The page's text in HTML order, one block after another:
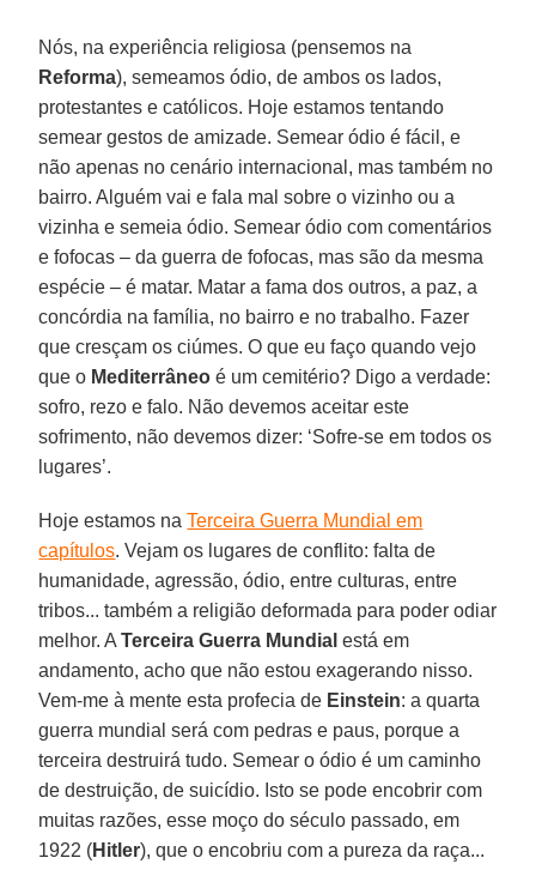
Nós, na experiência religiosa (pensemos na
Reforma), semeamos ódio, de ambos os lados,
protestantes e católicos. Hoje estamos tentando
semear gestos de amizade. Semear ódio é fácil, e
não apenas no cenário internacional, mas também no
bairro. Alguém vai e fala mal sobre o vizinho ou a
vizinha e semeia ódio. Semear ódio com comentários
e fofocas – da guerra de fofocas, mas são da mesma
espécie – é matar. Matar a fama dos outros, a paz, a
concórdia na família, no bairro e no trabalho. Fazer
que cresçam os ciúmes. O que eu faço quando vejo
que o Mediterrâneo é um cemitério? Digo a verdade:
sofro, rezo e falo. Não devemos aceitar este
sofrimento, não devemos dizer: ‘Sofre-se em todos os
lugares’.
Hoje estamos naTerceira Guerra Mundial em
capítulos. Vejam os lugares de conflito: falta de
humanidade, agressão, ódio, entre culturas, entre
tribos... também a religião deformada para poder odiar
melhor. ATerceira Guerra Mundial está em
andamento, acho que não estou exagerando nisso.
Vem-me à mente esta profecia de Einstein: a quarta
guerra mundial será com pedras e paus, porque a
terceira destruirá tudo. Semear o ódio é um caminho
de destruição, de suicídio. Isto se pode encobrir com
muitas razões, esse moço do século passado, em
1922 (Hitler), que o encobriu com a pureza da raça...